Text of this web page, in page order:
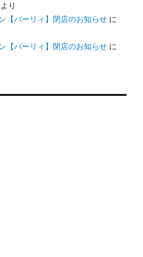
より
【バーリィ】閉店のお知らせ に
【バーリィ】閉店のお知らせ に